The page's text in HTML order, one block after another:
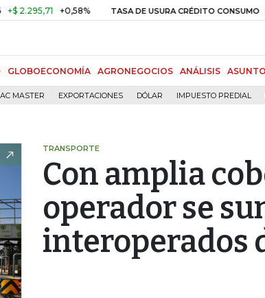
+0,58% TASA DE USURA CRÉDITO CONSUMO 29,66%
GLOBOECONOMÍA AGRONEGOCIOS ANÁLISIS
MASTER EXPORTACIONES DÓLAR IMPUESTO PREDIAL
TRANSPORTE
Con amplia
operador se
interoperados